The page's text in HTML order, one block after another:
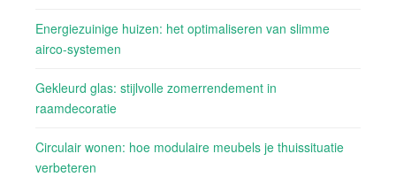
Energiezuinige huizen: het optimaliseren van slimme
airco-systemen
Gekleurd glas: stijlvolle zomerrendement in
raamdecoratie
Circulair wonen: hoe modulaire meubels je thuissituatie
verbeteren